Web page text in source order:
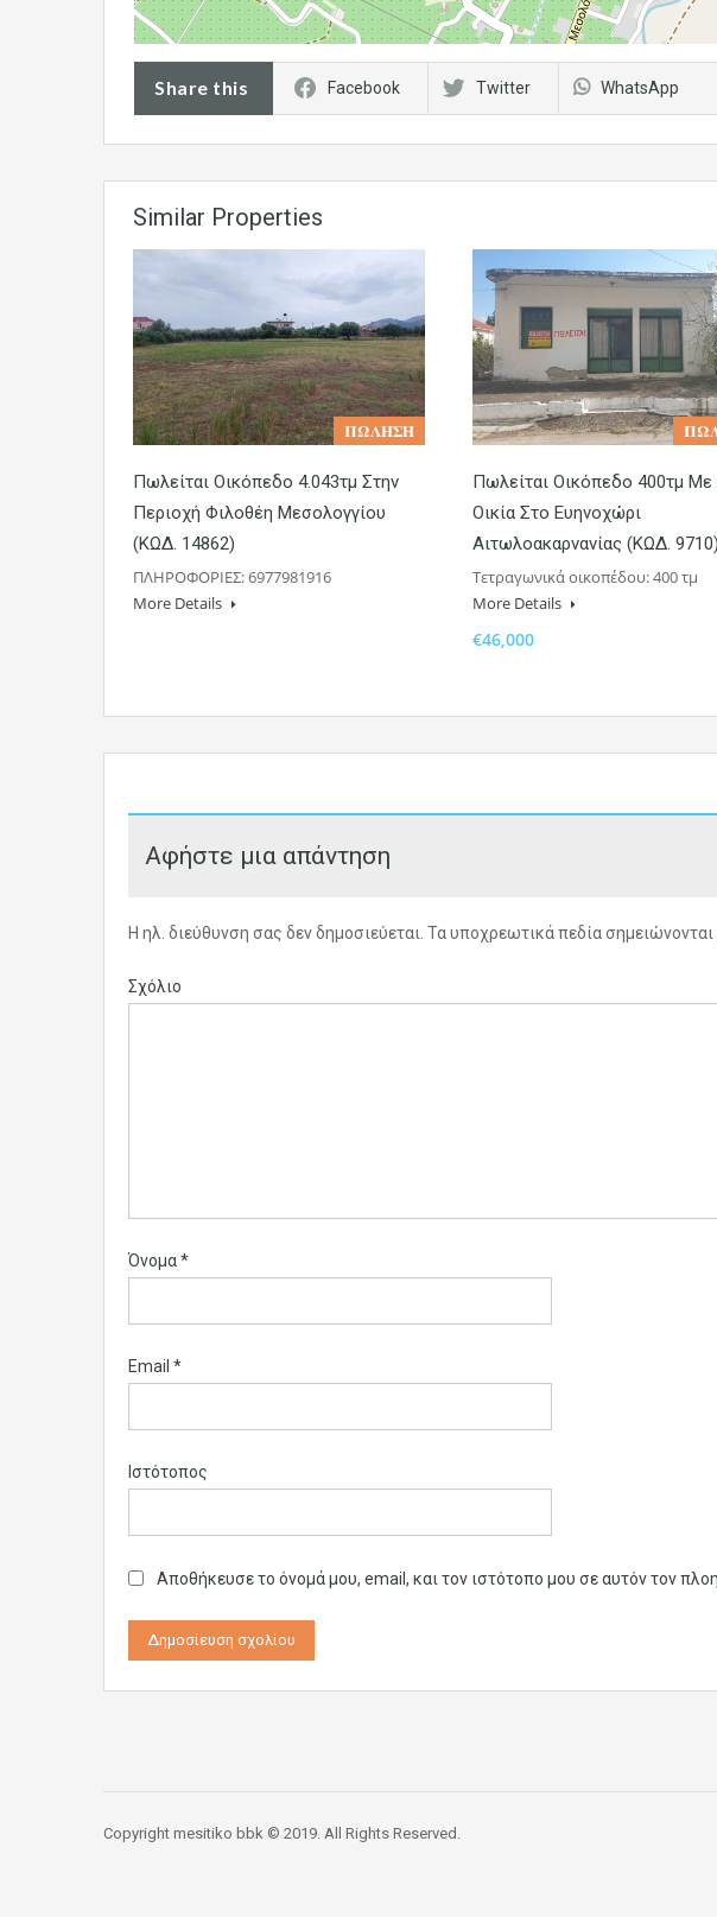
Share this Facebook Twitter WhatsApp
Similar Properties
𝚷𝛀𝚲𝚮𝚺𝚮
Πωλείται Οικόπεδο 4.043τμ Στην
Περιοχή Φιλοθέη Μεσολογγίου
(ΚΩΔ. 14862)
ΠΛΗΡΟΦΟΡΙΕΣ: 6977981916
More Details
Πωλείται Οικόπεδο 400τμ Με
Οικία Στο Ευηνοχώρι
Αιτωλοακαρνανίας (ΚΩΔ. 9710)
Τετραγωνικά οικοπέδου: 400 τμ
More Details
€46,000
Αφήστε μια απάντηση
Η ηλ. διεύθυνση σας δεν δημοσιεύεται. Τα υποχρεωτικά πεδία σημειώνονται
Σχόλιο
Όνομα*
Email *
Ιστότοπος
Αποθήκευσε το όνομά μου, email, και τον ιστότοπο μου σε αυτόν τον
Copyright mesitiko bbk © 2019. All Rights Reserved.